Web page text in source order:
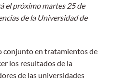
el próximo martes 25 de
de la Universidad de
conjunto en tratamientos de
los resultados de la
de las universidades